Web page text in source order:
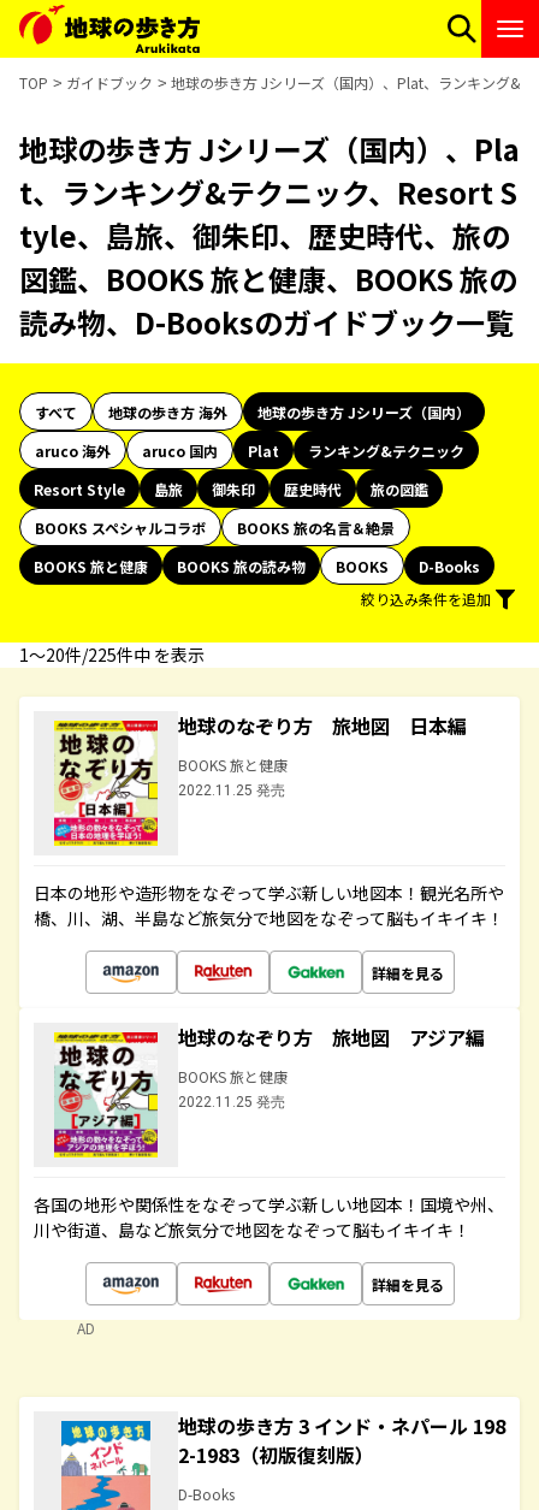
TOP ガイドブック 地球の歩き方 Jシリーズ（国内）、Plat、ランキング&
地球の歩き方 Jシリーズ（国内）、Pla
t、ランキング&テクニック、Resort S
tyle、島旅、御朱印、歴史時代、旅の
図鑑、BOOKS 旅と健康、BOOKS 旅の
読み物、D-Booksのガイドブック一覧
すべて 地球の歩き方 海外
地球の歩き方 Jシリーズ（国内）
aruco 海外
aruco 国内 Plat
ランキング&テクニック
Resort Style
島旅 御朱印 歴史時代
旅の図鑑
BOOKS スペシャルコラボ
BOOKS 旅の名言＆絶景
BOOKS 旅と健康
BOOKS 旅の読み物 BOOKS
D-Books
絞り込み条件を追加
1〜20件/225件中 を表示
地球のなぞり方 旅地図 日本編
BOOKS 旅と健康
2022.11.25 発売
日本の地形や造形物をなぞって学ぶ新しい地図本！観光名所や
橋、川、湖、半島など旅気分で地図をなぞって脳もイキイキ！
詳細を見る
地球のなぞり方 旅地図 アジア編
BOOKS 旅と健康
2022.11.25 発売
各国の地形や関係性をなぞって学ぶ新しい地図本！国境や州、
川や街道、島など旅気分で地図をなぞって脳もイキイキ！
詳細を見る
AD
地球の歩き方 3 インド・ネパール 198
2-1983（初版復刻版）
D-Books